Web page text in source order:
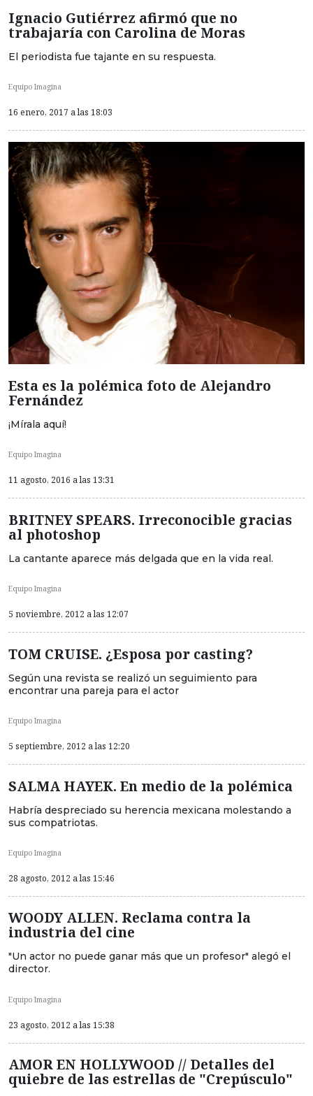
Ignacio Gutiérrez afirmó que no
trabajaría con Carolina de Moras
El periodista fue tajante en su respuesta.
Equipo Imagina
16 enero, 2017 a las 18:03
Esta es la polémica foto de Alejandro
Fernández
¡Mírala aquí!
Equipo Imagina
11 agosto, 2016 a las 13:31
BRITNEY SPEARS. Irreconocible gracias
al photoshop
La cantante aparece más delgada que en la vida real.
Equipo Imagina
5 noviembre, 2012 a las 12:07
TOM CRUISE. ¿Esposa por casting?
Según una revista se realizó un seguimiento para
encontrar una pareja para el actor
Equipo Imagina
5 septiembre, 2012 a las 12:20
SALMA HAYEK. En medio de la polémica
Habría despreciado su herencia mexicana molestando a
sus compatriotas.
Equipo Imagina
28 agosto, 2012 a las 15:46
WOODY ALLEN. Reclama contra la
industria del cine
"Un actor no puede ganar más que un profesor" alegó el
director.
Equipo Imagina
23 agosto, 2012 a las 15:38
AMOR EN HOLLYWOOD // Detalles del
quiebre de las estrellas de "Crepúsculo"